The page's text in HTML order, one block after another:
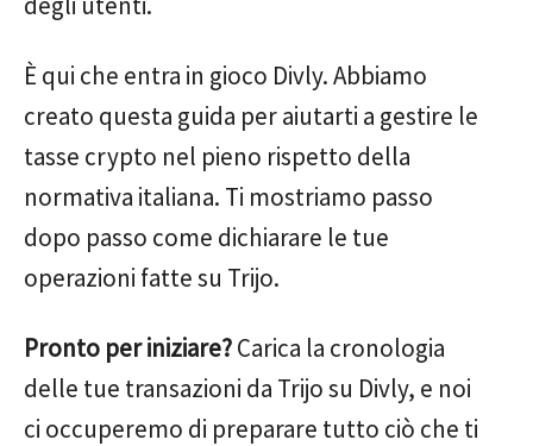
È qui che entra in gioco Divly. Abbiamo
creato questa guida per aiutarti a gestire le
tasse crypto nel pieno rispetto della
normativa italiana. Ti mostriamo passo
dopo passo come dichiarare le tue
operazioni fatte su Trijo.
Pronto per iniziare?Carica la cronologia
delle tue transazioni da Trijo su Divly, e noi
ci occuperemo di preparare tutto ciò che ti